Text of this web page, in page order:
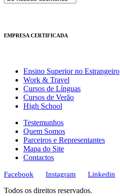
EMPRESA CERTIFICADA
Ensino Superior no Estrangeiro
Work & Travel
Cursos de Línguas
Cursos de Verão
High School
Testemunhos
Quem Somos
Parceiros e Representantes
Mapa do Site
Contactos
Facebook Instagram Linkedin
Todos os direitos reservados.